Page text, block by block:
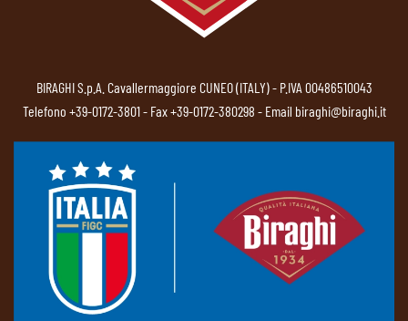
BIRAGHI S.p.A. Cavallermaggiore CUNEO (ITALY) - P.IVA 00486510043
Telefono +39-0172-3801- Fax +39-0172-380298 - Email biraghi@biraghi.it